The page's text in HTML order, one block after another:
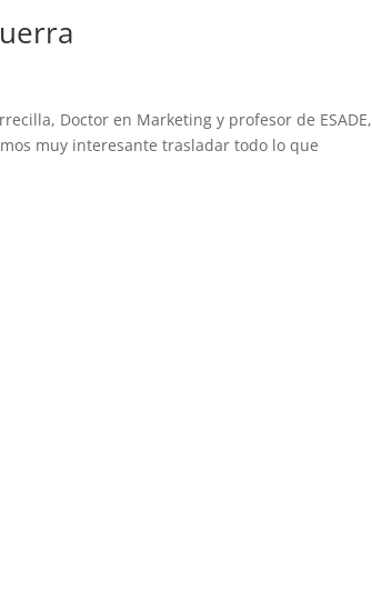
Doctor en Marketing y profesor de ESADE,
muy interesante trasladar todo lo que